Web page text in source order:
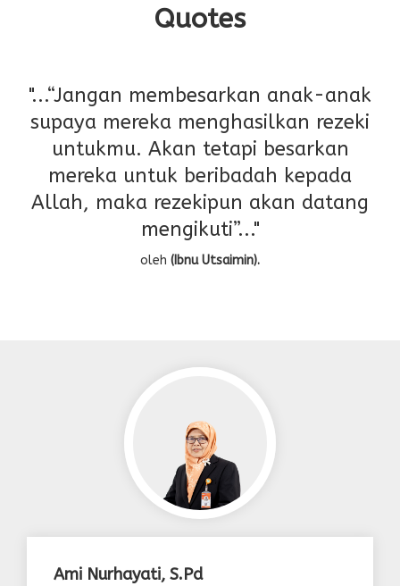
Quotes
"...“Jangan membesarkan anak-anak
supaya mereka menghasilkan rezeki
untukmu. Akan tetapi besarkan
mereka untuk beribadah kepada
Allah, maka rezekipun akan datang
mengikuti”..."
oleh (Ibnu Utsaimin).
Ami Nurhayati, S.Pd